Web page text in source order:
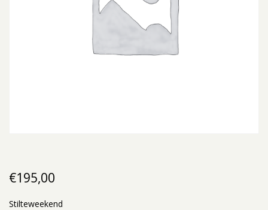
€195,00
Stilteweekend